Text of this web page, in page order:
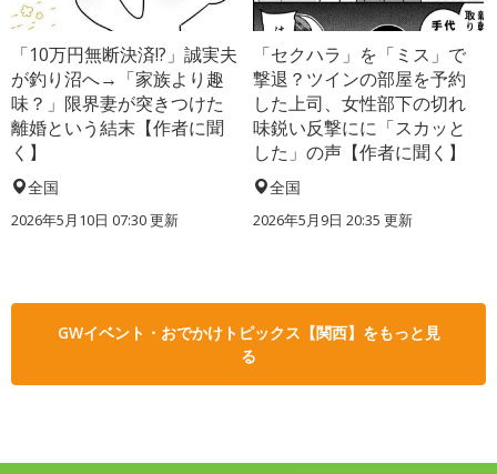
「10万円無断決済!?」誠実夫
が釣り沼へ→「家族より趣
味？」限界妻が突きつけた
離婚という結末【作者に聞
く】
全国
2026年5月10日 07:30 更新
「セクハラ」を「ミス」で
撃退？ツインの部屋を予約
した上司、女性部下の切れ
味鋭い反撃にに「スカッと
した」の声【作者に聞く】
全国
2026年5月9日 20:35 更新
GWイベント・おでかけトピックス【関西】をもっと見
る